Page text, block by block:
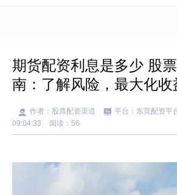
期货配资利息是多少 股
南：了解风险，最大化收
作者：股票配资渠道 平台：东莞配资平
09:04:33
阅读：56